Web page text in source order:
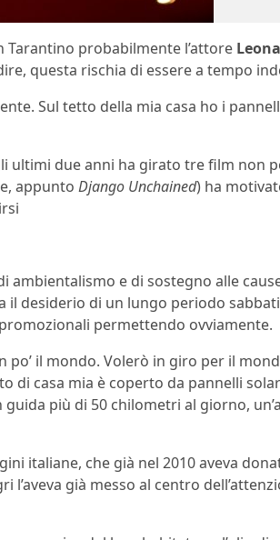
Tarantino probabilmente l’attore
questa rischia di essere a tempo
Sul tetto della mia casa ho i
ultimi due anni ha girato tre film non
appunto Django Unchained) ha
ambientalismo e di sostegno alle
il desiderio di un lungo periodo
permettendo ovviamente.
il mondo. Volerò in giro per il
di casa mia è coperto da pannelli
più di 50 chilometri al giorno,
italiane, che già nel 2010 aveva
l’aveva già messo al centro